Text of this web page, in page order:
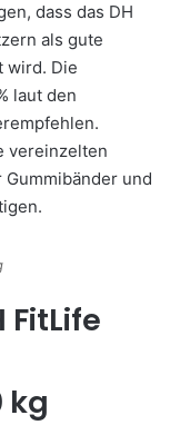
dass das DH
als gute
wird. Die
laut den
vereinzelten
und
FitLife
kg